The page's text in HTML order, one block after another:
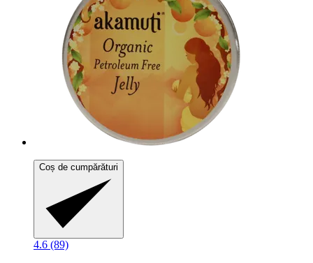
Coș de cumpărături
4.6 (89)